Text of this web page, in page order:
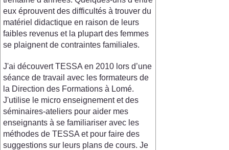
eux éprouvent des difficultés à trouver du
matériel didactique en raison de leurs
faibles revenus et la plupart des femmes
se plaignent de contraintes familiales.
J'ai découvert TESSA en 2010 lors d’une
séance de travail avec les formateurs de
la Direction des Formations à Lomé.
J'utilise le micro enseignement et des
séminaires-ateliers pour aider mes
enseignants à se familiariser avec les
méthodes de TESSA et pour faire des
suggestions sur leurs plans de cours. Je